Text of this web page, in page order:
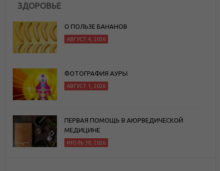
ЗДОРОВЬЕ
О ПОЛЬЗЕ БАНАНОВ
АВГУСТ 4, 2026
ФОТОГРАФИЯ АУРЫ
АВГУСТ 1, 2026
ПЕРВАЯ ПОМОЩЬ В АЮРВЕДИЧЕСКОЙ
МЕДИЦИНЕ
ИЮЛЬ 30, 2026